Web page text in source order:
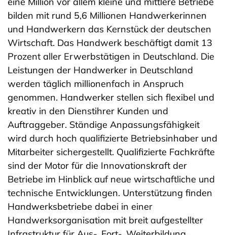
bilden mit rund 5,6 Millionen Handwerkerinnen
und Handwerkern das Kernstück der deutschen
Wirtschaft. Das Handwerk beschäftigt damit 13
Prozent aller Erwerbstätigen in Deutschland. Die
Leistungen der Handwerker in Deutschland
werden täglich millionenfach in Anspruch
genommen. Handwerker stellen sich flexibel und
kreativ in den Dienstihrer Kunden und
Auftraggeber. Ständige Anpassungsfähigkeit
wird durch hoch qualifizierte Betriebsinhaber und
Mitarbeiter sichergestellt. Qualifizierte Fachkräfte
sind der Motor für die Innovationskraft der
Betriebe im Hinblick auf neue wirtschaftliche und
technische Entwicklungen. Unterstützung finden
Handwerksbetriebe dabei in einer
Handwerksorganisation mit breit aufgestellter